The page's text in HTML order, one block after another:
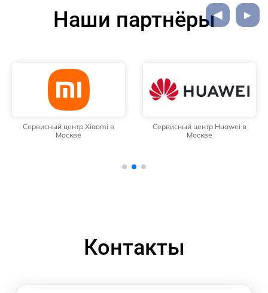
Наши партнёры
Сервисный центр Xiaomi в
Москве
Сервисный центр Huawei в
Москве
Контакты